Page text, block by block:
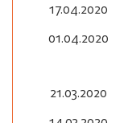
17.04.2020
01.04.2020
21.03.2020